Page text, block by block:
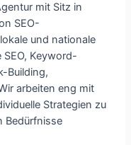
mit Sitz in
SEO-
und nationale
SEO, Keyword-
Building,
arbeiten eng mit
Strategien zu
Bedürfnisse